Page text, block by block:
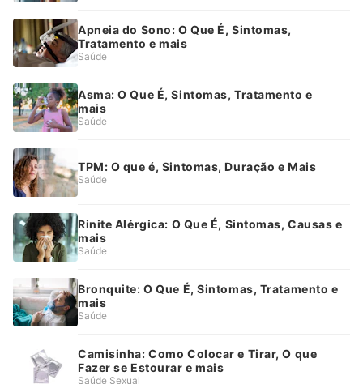
Apneia do Sono: O Que É, Sintomas,
Tratamento e mais
Saúde
Asma: O Que É, Sintomas, Tratamento e
mais
Saúde
TPM: O que é, Sintomas, Duração e Mais
Saúde
Rinite Alérgica: O Que É, Sintomas, Causas e
mais
Saúde
Bronquite: O Que É, Sintomas, Tratamento e
mais
Saúde
Camisinha: Como Colocar e Tirar, O que
Fazer se Estourar e mais
Saúde Sexual